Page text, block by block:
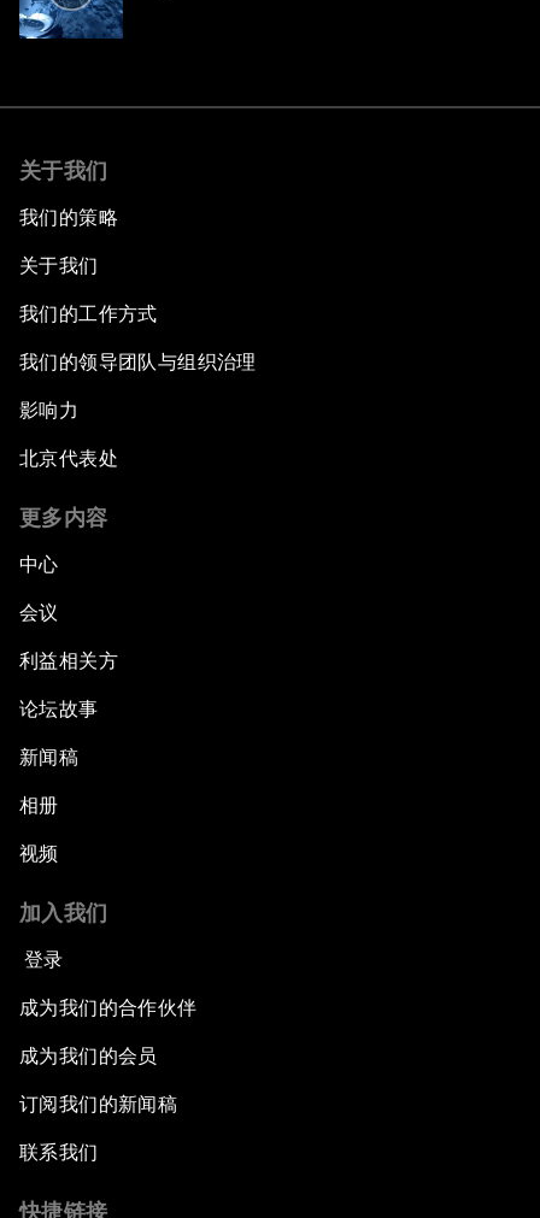
关于我们
我们的策略
关于我们
我们的工作方式
我们的领导团队与组织治理
影响力
北京代表处
更多内容
中心
会议
利益相关方
论坛故事
新闻稿
相册
视频
加入我们
登录
成为我们的合作伙伴
成为我们的会员
订阅我们的新闻稿
联系我们
快捷链接